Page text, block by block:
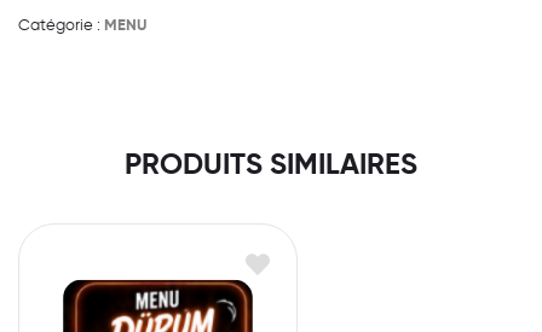
Catégorie : MENU
PRODUITS SIMILAIRES